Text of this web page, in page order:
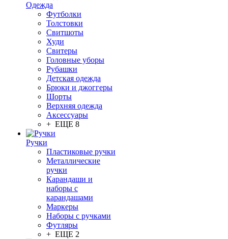
Одежда
Футболки
Толстовки
Свитшоты
Худи
Свитеры
Головные уборы
Рубашки
Детская одежда
Брюки и джоггеры
Шорты
Верхняя одежда
Аксессуары
+ ЕЩЕ 8
Ручки
Пластиковые ручки
Металлические
ручки
Карандаши и
наборы с
карандашами
Маркеры
Наборы с ручками
Футляры
+ ЕЩЕ 2